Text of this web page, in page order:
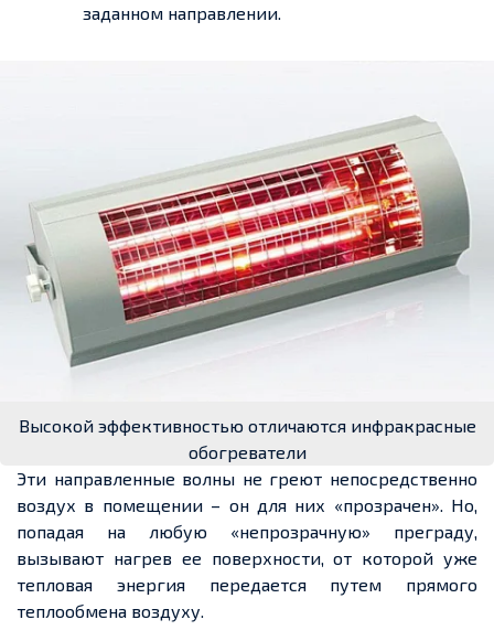
заданном направлении.
Высокой эффективностью отличаются инфракрасные
обогреватели
Эти направленные волны не греют непосредственно
воздух в помещении – он для них «прозрачен». Но,
попадая на любую «непрозрачную» преграду,
вызывают нагрев ее поверхности, от которой уже
тепловая энергия передается путем прямого
теплообмена воздуху.